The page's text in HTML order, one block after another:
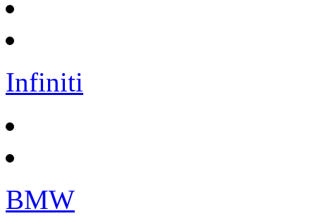
Infiniti
BMW